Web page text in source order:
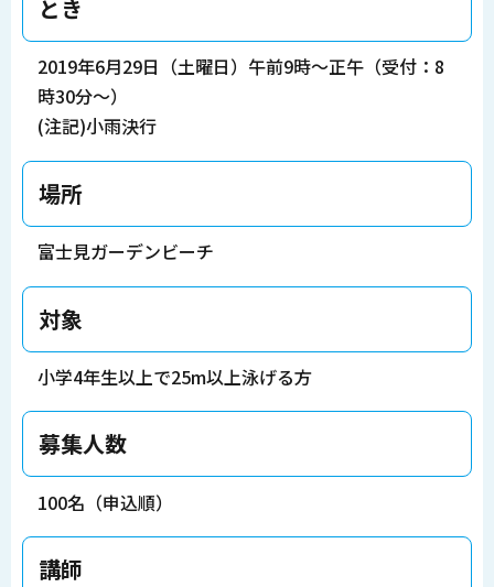
とき
2019年6月29日（土曜日）午前9時～正午（受付：8
時30分～）
(注記)小雨決行
場所
富士見ガーデンビーチ
対象
小学4年生以上で25m以上泳げる方
募集人数
100名（申込順）
講師